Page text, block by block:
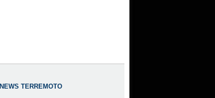
NEWS TERREMOTO